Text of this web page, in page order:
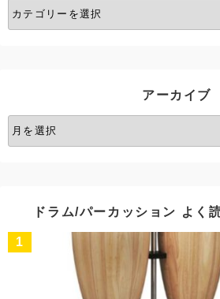
カ
テ
アーカイブ
ア
ー
ドラム/パーカッション よく
1